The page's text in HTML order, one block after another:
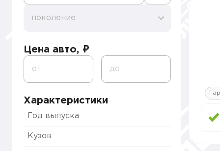
поколение
Цена авто, ₽
от до
Характеристики
Год выпуска
Кузов